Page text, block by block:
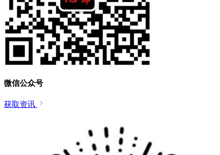
微信公众号
获取资讯